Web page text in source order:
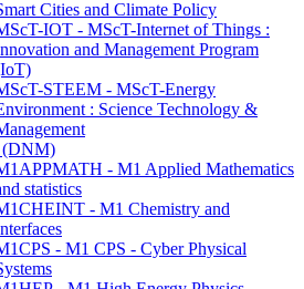
Cities and Climate Policy
IOT - MScT-Internet of Things :
and Management Program
STEEM - MScT-Energy
: Science Technology &
(DNM)
- M1 Applied Mathematics
statistics
- M1 Chemistry and
- M1 CPS - Cyber Physical